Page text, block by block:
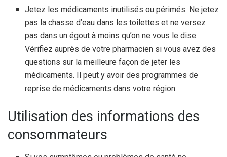
Jetez les médicaments inutilisés ou périmés. Ne jetez
pas la chasse d’eau dans les toilettes et ne versez
pas dans un égout à moins qu’on ne vous le dise.
Vérifiez auprès de votre pharmacien si vous avez des
questions sur la meilleure façon de jeter les
médicaments. Il peut y avoir des programmes de
reprise de médicaments dans votre région.
Utilisation des informations des
consommateurs